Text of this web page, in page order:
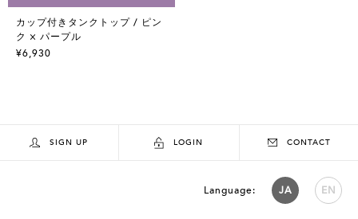
カップ付きタンクトップ / ピン
ク × パープル
¥6,930
SIGN UP LOGIN CONTACT
Language: JA EN